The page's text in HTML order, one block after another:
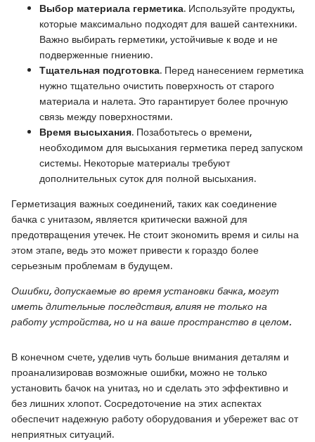
Выбор материала герметика. Используйте продукты,
которые максимально подходят для вашей сантехники.
Важно выбирать герметики, устойчивые к воде и не
подверженные гниению.
Тщательная подготовка. Перед нанесением герметика
нужно тщательно очистить поверхность от старого
материала и налета. Это гарантирует более прочную
связь между поверхностями.
Время высыхания. Позаботьтесь о времени,
необходимом для высыхания герметика перед запуском
системы. Некоторые материалы требуют
дополнительных суток для полной высыхания.
Герметизация важных соединений, таких как соединение
бачка с унитазом, является критически важной для
предотвращения утечек. Не стоит экономить время и силы на
этом этапе, ведь это может привести к гораздо более
серьезным проблемам в будущем.
Ошибки, допускаемые во время установки бачка, могут
иметь длительные последствия, влияя не только на
работу устройства, но и на ваше пространство в целом.
В конечном счете, уделив чуть больше внимания деталям и
проанализировав возможные ошибки, можно не только
установить бачок на унитаз, но и сделать это эффективно и
без лишних хлопот. Сосредоточение на этих аспектах
обеспечит надежную работу оборудования и убережет вас от
неприятных ситуаций.